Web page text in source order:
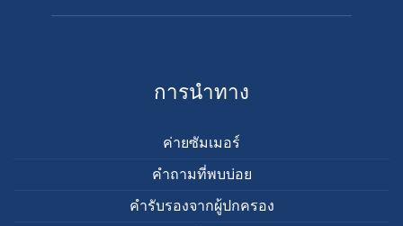
appointmentMaps
การนำทาง
ค่ายซัมเมอร์
คำถามที่พบบ่อย
คำรับรองจากผู้ปกครอง